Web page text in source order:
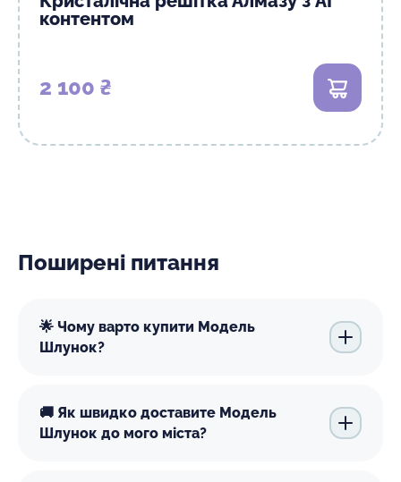
контентом
2 100 ₴ В кошик
Поширені питання
🌟 Чому варто купити Модель
Шлунок?
🚚 Як швидко доставите Модель
Шлунок до мого міста?